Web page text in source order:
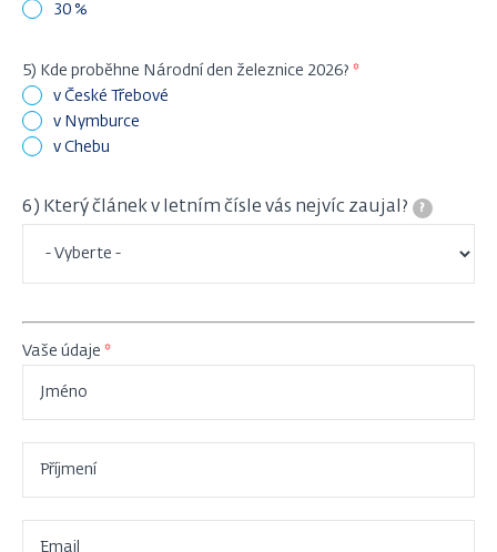
30 %
5) Kde proběhne Národní den železnice 2026?
v České Třebové
v Nymburce
v Chebu
6) Který článek v letním čísle vás nejvíc zaujal? ?
Vaše údaje
Jméno
Příjmení
Email